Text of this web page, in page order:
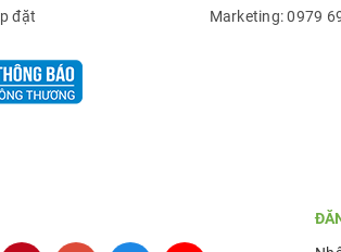
đặt
Marketing: 0979